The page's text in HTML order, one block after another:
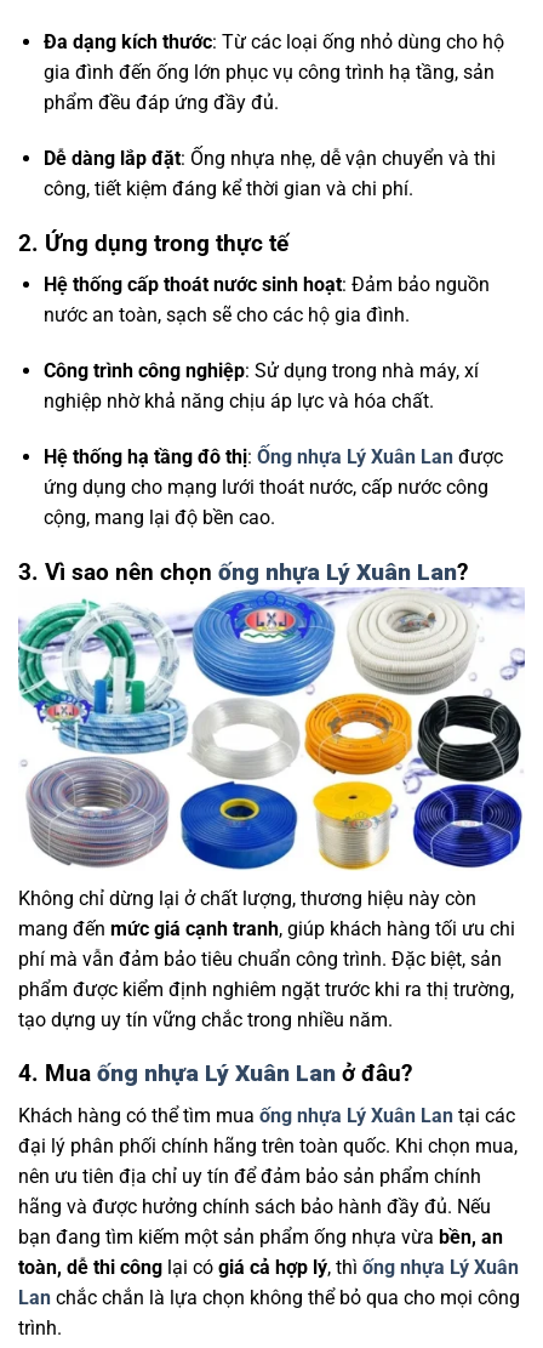
Đa dạng kích thước: Từ các loại ống nhỏ dùng cho hộ
gia đình đến ống lớn phục vụ công trình hạ tầng, sản
phẩm đều đáp ứng đầy đủ.
Dễ dàng lắp đặt: Ống nhựa nhẹ, dễ vận chuyển và thi
công, tiết kiệm đáng kể thời gian và chi phí.
2. Ứng dụng trong thực tế
Hệ thống cấp thoát nước sinh hoạt: Đảm bảo nguồn
nước an toàn, sạch sẽ cho các hộ gia đình.
Công trình công nghiệp: Sử dụng trong nhà máy, xí
nghiệp nhờ khả năng chịu áp lực và hóa chất.
Hệ thống hạ tầng đô thị: Ống nhựa Lý Xuân Lanđược
ứng dụng cho mạng lưới thoát nước, cấp nước công
cộng, mang lại độ bền cao.
3. Vì sao nên chọn ống nhựa Lý Xuân Lan?
Không chỉ dừng lại ở chất lượng, thương hiệu này còn
mang đến mức giá cạnh tranh, giúp khách hàng tối ưu chi
phí mà vẫn đảm bảo tiêu chuẩn công trình. Đặc biệt, sản
phẩm được kiểm định nghiêm ngặt trước khi ra thị trường,
tạo dựng uy tín vững chắc trong nhiều năm.
4. Mua ống nhựa Lý Xuân Lan ở đâu?
Khách hàng có thể tìm mua ống nhựa Lý Xuân Lan tại các
đại lý phân phối chính hãng trên toàn quốc. Khi chọn mua,
nên ưu tiên địa chỉ uy tín để đảm bảo sản phẩm chính
hãng và được hưởng chính sách bảo hành đầy đủ. Nếu
bạn đang tìm kiếm một sản phẩm ống nhựa vừa bền, an
toàn, dễ thi công lại có giá cả hợp lý, thì ống nhựa Lý Xuân
Lan chắc chắn là lựa chọn không thể bỏ qua cho mọi công
trình.